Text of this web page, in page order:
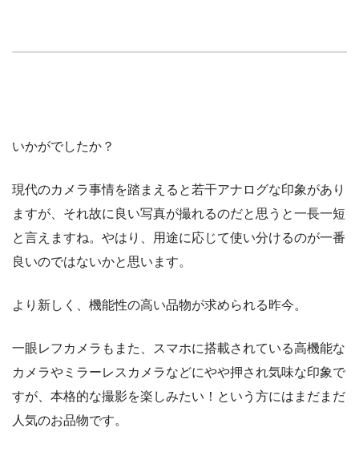
いかがでしたか？
現代のカメラ事情を踏まえると若干アナログな印象があり
ますが、それ故に良い写真が撮れるのだと思うと一長一短
と言えますね。やはり、用途に応じて使い分けるのが一番
良いのではないかと思います。
より新しく、機能性の高い品物が求められる昨今。
一眼レフカメラもまた、スマホに搭載されている高機能な
カメラやミラーレスカメラなどにやや押され気味な印象で
すが、本格的な撮影を楽しみたい！という方にはまだまだ
人気のお品物です。